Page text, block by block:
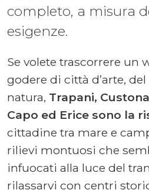
completo, a misura
esigenze.
Se volete trascorrere un
godere di città d’arte,
natura, Trapani,
Capo ed Erice sono la
cittadine tra mare e
rilievi montuosi che
infuocati alla luce del
rilassarvi con centri